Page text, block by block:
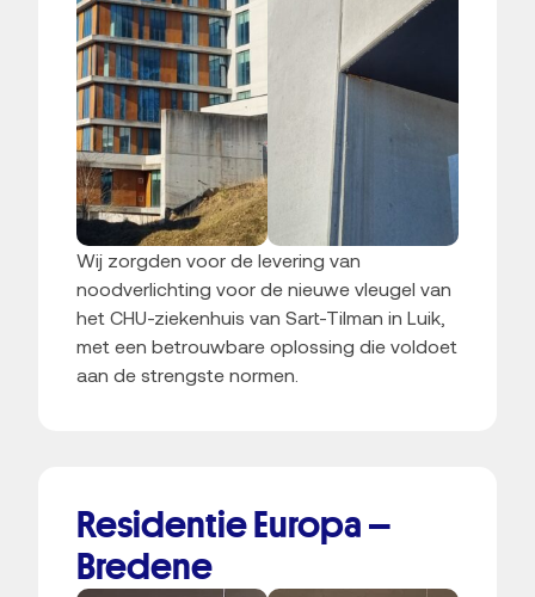
Wij zorgden voor de levering van
noodverlichting voor de nieuwe vleugel van
het CHU-ziekenhuis van Sart-Tilman in Luik,
met een betrouwbare oplossing die voldoet
aan de strengste normen.
Residentie Europa –
Bredene